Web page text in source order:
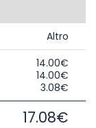
Altro
14.00€
14.00€
3.08€
17.08€